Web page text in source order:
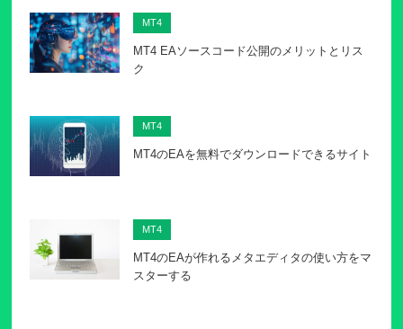
MT4
MT4 EAソースコード公開のメリットとリス
ク
MT4
MT4のEAを無料でダウンロードできるサイト
MT4
MT4のEAが作れるメタエディタの使い方をマ
スターする